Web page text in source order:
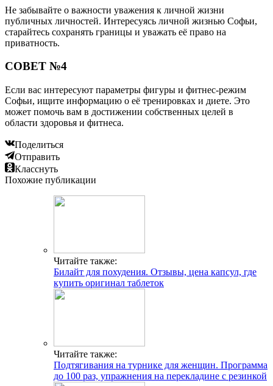
Не забывайте о важности уважения к личной жизни
публичных личностей. Интересуясь личной жизнью Софьи,
старайтесь сохранять границы и уважать её право на
приватность.
СОВЕТ №4
Если вас интересуют параметры фигуры и фитнес-режим
Софьи, ищите информацию о её тренировках и диете. Это
может помочь вам в достижении собственных целей в
области здоровья и фитнеса.
Поделиться
Отправить
Класснуть
Похожие публикации
Читайте также:
Билайт для похудения. Отзывы, цена капсул, где
купить оригинал таблеток
Читайте также:
Подтягивания на турнике для женщин. Программа
до 100 раз, упражнения на перекладине с резинкой